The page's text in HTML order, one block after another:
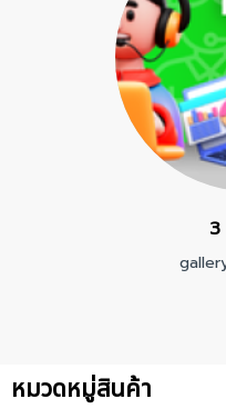
หมวดหมู่สินค้า